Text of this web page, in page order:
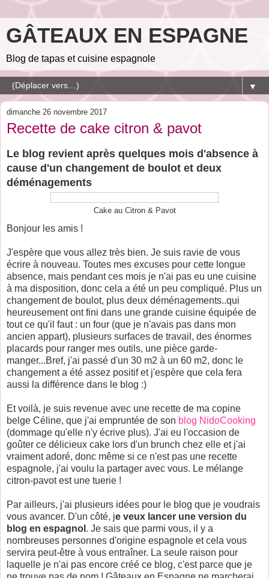
GÂTEAUX EN ESPAGNE
Blog de tapas et cuisine espagnole
▼
dimanche 26 novembre 2017
Recette de cake citron & pavot
Le blog revient après quelques mois d'absence à
cause d'un changement de boulot et deux
déménagements
Cake au Citron & Pavot
Bonjour les amis !
J'espère que vous allez très bien. Je suis ravie de vous
écrire à nouveau. Toutes mes excuses pour cette longue
absence, mais pendant ces mois je n'ai pas eu une cuisine
à ma disposition, donc cela a été un peu compliqué. Plus un
changement de boulot, plus deux déménagements..qui
heureusement ont fini dans une grande cuisine équipée de
tout ce qu'il faut : un four (que je n'avais pas dans mon
ancien appart), plusieurs surfaces de travail, des énormes
placards pour ranger mes outils, une pièce garde-
manger...Bref, j'ai passé d'un 30 m2 à un 60 m2, donc le
changement a été assez positif et j'espère que cela fera
aussi la différence dans le blog :)
Et voilà, je suis revenue avec une recette de ma copine
belge Céline, que j'ai empruntée de son blog NidoCooking
(dommage qu'elle n'y écrive plus). J'ai eu l'occasion de
goûter ce délicieux cake lors d'un brunch chez elle et j'ai
vraiment adoré, donc même si ce n'est pas une recette
espagnole, j'ai voulu la partager avec vous. Le mélange
citron-pavot est une tuerie !
Par ailleurs, j'ai plusieurs idées pour le blog que je voudrais
vous avancer. D'un côté, je veux lancer une version du
blog en espagnol . Je sais que parmi vous, il y a
nombreuses personnes d'origine espagnole et cela vous
servira peut-être à vous entraîner. La seule raison pour
laquelle je n'ai pas encore créé ce blog, c'est parce que je